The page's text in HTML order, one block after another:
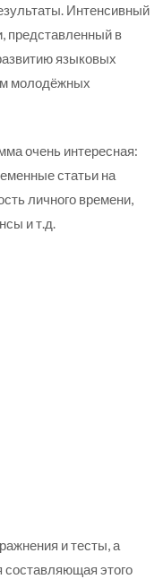
Интенсивный
представленный в
языковых
молодёжных
очень интересная:
статьи на
личного времени,
и т.д.
и тесты, а
составляющая этого